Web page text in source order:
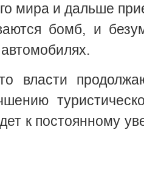
мира и дальше
бомб, и
власти
к постоянному